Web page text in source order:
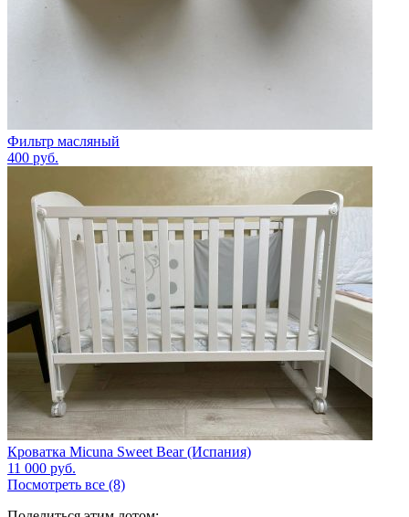
Фильтр масляный
400 руб.
Кроватка Micuna Sweet Bear (Испания)
11 000 руб.
Посмотреть все (8)